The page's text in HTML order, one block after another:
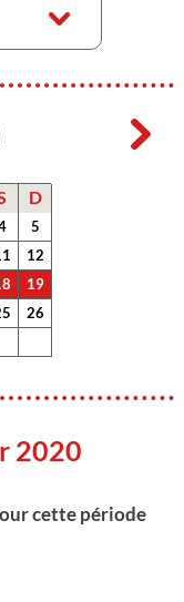
D
5
12
19
26
2020
cette période